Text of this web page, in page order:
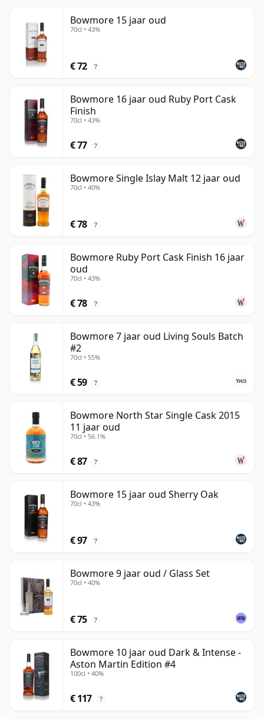
Bowmore 15 jaar oud
70cl • 43%
€ 72 ?
Bowmore 16 jaar oud Ruby Port Cask
Finish
70cl • 43%
€ 77 ?
Bowmore Single Islay Malt 12 jaar oud
70cl • 40%
€ 78 ?
Bowmore Ruby Port Cask Finish 16 jaar
oud
70cl • 43%
€ 78 ?
Bowmore 7 jaar oud Living Souls Batch
#2
70cl • 55%
€ 59 ?
Bowmore North Star Single Cask 2015
11 jaar oud
70cl • 56.1%
€ 87 ?
Bowmore 15 jaar oud Sherry Oak
70cl • 43%
€ 97 ?
Bowmore 9 jaar oud / Glass Set
70cl • 40%
€ 75 ?
Bowmore 10 jaar oud Dark & Intense -
Aston Martin Edition #4
100cl • 40%
€ 117 ?